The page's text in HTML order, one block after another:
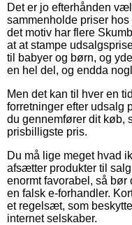
Det er jo efterhånden
sammenholde priser
det motiv har flere
at at stampe
til babyer og børn, og
en hel del, og endda
Men det kan til hver en
forretninger efter udsalg
du gennemfører dit køb,
prisbilligste pris.
Du må lige meget hvad
afsætter produkter til
enormt favorabel, så bør
en falsk e-forhandler.
et regelsæt, som
internet selskaber.